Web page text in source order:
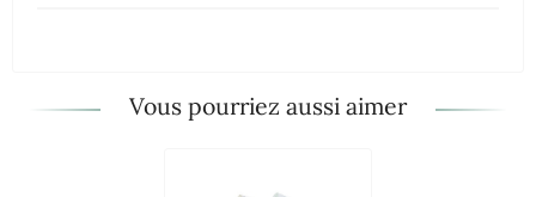
Vous pourriez aussi aimer